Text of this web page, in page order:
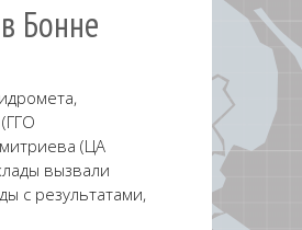
Бонне
(ЦА
вызвали
с результатами,